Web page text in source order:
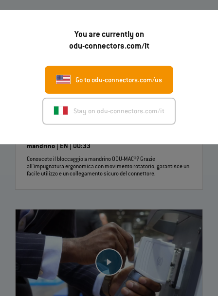
You are currently on
odu-connectors.com/it
Go to odu-connectors.com/us
Stay on odu-connectors.com/it
mandrino | EN | 00:33
Conoscete il bloccaggio a mandrino ODU-MAC®? Grazie
all'impugnatura ergonomica con movimento rotatorio, garantisce un
facile utilizzo e un collegamento sicuro del connettore.